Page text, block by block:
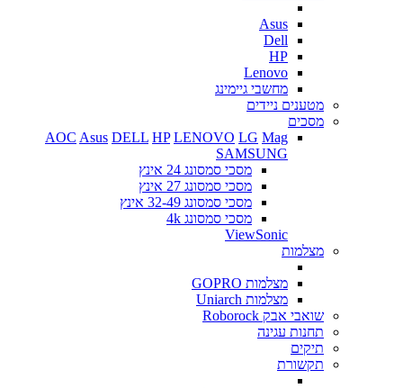
Asus
Dell
HP
Lenovo
מחשבי גיימינג
מטענים ניידים
מסכים
AOC Asus DELL HP LENOVO LG Mag
SAMSUNG
מסכי סמסונג 24 אינץ
מסכי סמסונג 27 אינץ
מסכי סמסונג 32-49 אינץ
מסכי סמסונג 4k
ViewSonic
מצלמות
מצלמות GOPRO
מצלמות Uniarch
שואבי אבק Roborock
תחנות עגינה
תיקים
תקשורת